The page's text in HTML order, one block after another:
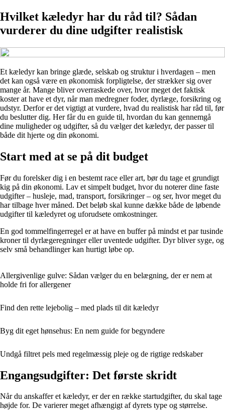
Hvilket kæledyr har du råd til? Sådan
vurderer du dine udgifter realistisk
Et kæledyr kan bringe glæde, selskab og struktur i hverdagen – men
det kan også være en økonomisk forpligtelse, der strækker sig over
mange år. Mange bliver overraskede over, hvor meget det faktisk
koster at have et dyr, når man medregner foder, dyrlæge, forsikring og
udstyr. Derfor er det vigtigt at vurdere, hvad du realistisk har råd til, før
du beslutter dig. Her får du en guide til, hvordan du kan gennemgå
dine muligheder og udgifter, så du vælger det kæledyr, der passer til
både dit hjerte og din økonomi.
Start med at se på dit budget
Før du forelsker dig i en bestemt race eller art, bør du tage et grundigt
kig på din økonomi. Lav et simpelt budget, hvor du noterer dine faste
udgifter – husleje, mad, transport, forsikringer – og ser, hvor meget du
har tilbage hver måned. Det beløb skal kunne dække både de løbende
udgifter til kæledyret og uforudsete omkostninger.
En god tommelfingerregel er at have en buffer på mindst et par tusinde
kroner til dyrlægeregninger eller uventede udgifter. Dyr bliver syge, og
selv små behandlinger kan hurtigt løbe op.
Allergivenlige gulve: Sådan vælger du en belægning, der er nem at
holde fri for allergener
Find den rette lejebolig – med plads til dit kæledyr
Byg dit eget hønsehus: En nem guide for begyndere
Undgå filtret pels med regelmæssig pleje og de rigtige redskaber
Engangsudgifter: Det første skridt
Når du anskaffer et kæledyr, er der en række startudgifter, du skal tage
højde for. De varierer meget afhængigt af dyrets type og størrelse.